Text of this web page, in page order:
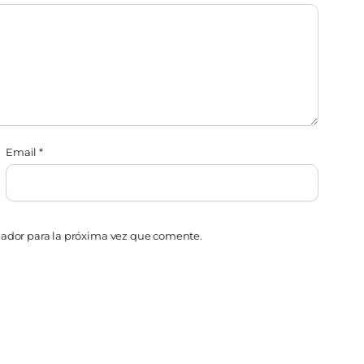
Email*
para la próxima vez que comente.